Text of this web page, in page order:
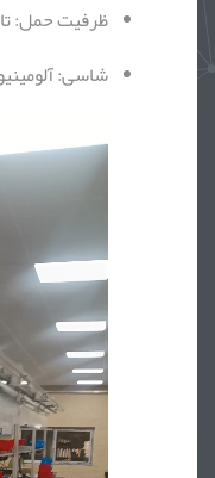
ظرفیت حمل: تا 20 کیلوگرم (قطعات سبک و حساس)
شاسی: